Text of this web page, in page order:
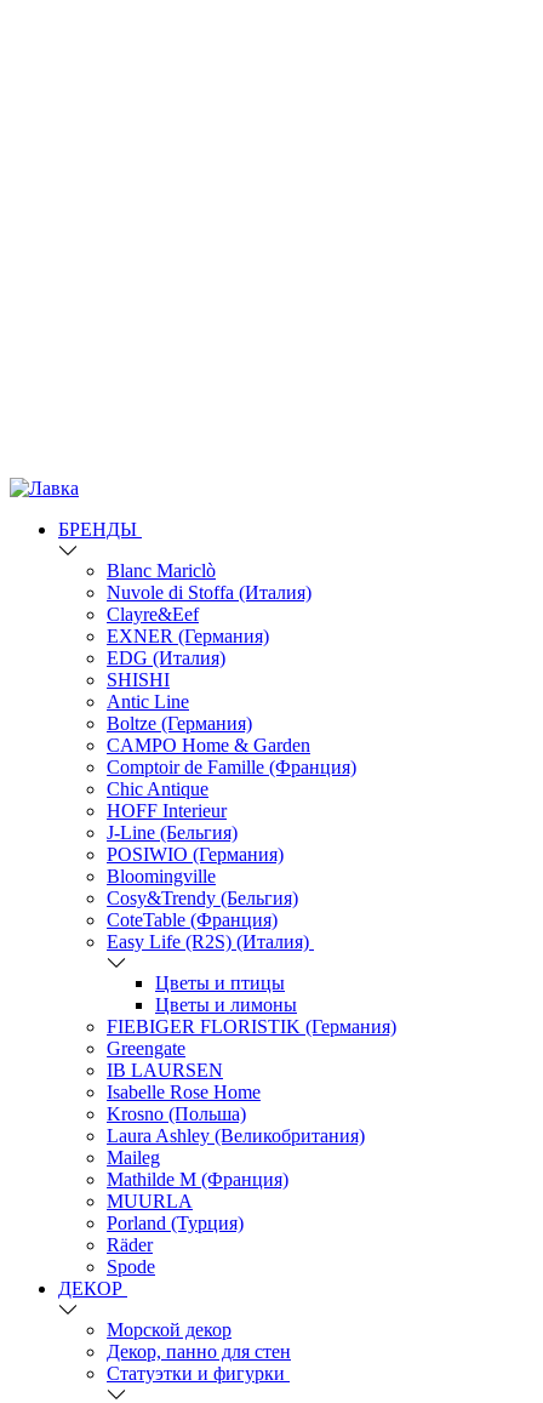
БРЕНДЫ
Blanc Mariclò
Nuvole di Stoffa (Италия)
Clayre&Eef
EXNER (Германия)
EDG (Италия)
SHISHI
Antic Line
Boltze (Германия)
CAMPO Home & Garden
Comptoir de Famille (Франция)
Chic Antique
HOFF Interieur
J-Line (Бельгия)
POSIWIO (Германия)
Bloomingville
Cosy&Trendy (Бельгия)
CoteTable (Франция)
Easy Life (R2S) (Италия)
Цветы и птицы
Цветы и лимоны
FIEBIGER FLORISTIK (Германия)
Greengate
IB LAURSEN
Isabelle Rose Home
Krosno (Польша)
Laura Ashley (Великобритания)
Maileg
Mathilde M (Франция)
MUURLA
Porland (Турция)
Räder
Spode
ДЕКОР
Морской декор
Декор, панно для стен
Статуэтки и фигурки